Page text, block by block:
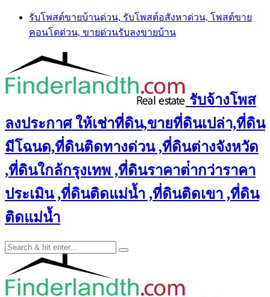
Skip
content
รับโพสต์ขายบ้านด่วน, รับโพสต์อสังหาด่วน, โพสต์ขาย
คอนโดด่วน, ขายด่วนรับลงขายบ้าน
รับจ้างโพส
ลงประกาศ ให้เช่าที่ดิน,ขายที่ดินเปล่า,ที่ดิน
มีโฉนด,ที่ดินติดทางด่วน ,ที่ดินต่างจังหวัด
,ที่ดินใกล้กรุงเทพ ,ที่ดินราคาต่ํากว่าราคา
ประเมิน ,ที่ดินติดแม่น้ำ ,ที่ดินติดเขา ,ที่ดิน
ติดแม่น้ำ